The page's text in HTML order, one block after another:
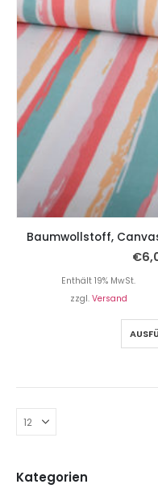
Baumwollstoff,
€
Enthält 19% MwSt.
zzgl. Versand
Kategorien